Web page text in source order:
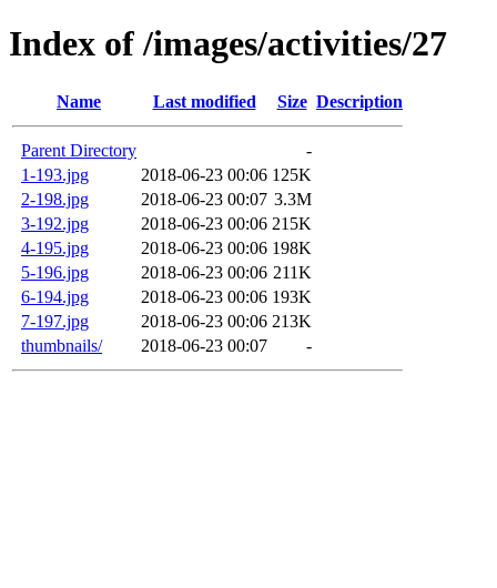
Index of /images/activities/27
Name Last modified Size Description
Parent Directory
-
1-193.jpg
2018-06-23 00:06 125K
2-198.jpg
2018-06-23 00:07 3.3M
3-192.jpg
2018-06-23 00:06 215K
4-195.jpg
2018-06-23 00:06 198K
5-196.jpg
2018-06-23 00:06 211K
6-194.jpg
2018-06-23 00:06 193K
7-197.jpg
2018-06-23 00:06 213K
thumbnails/
2018-06-23 00:07 -